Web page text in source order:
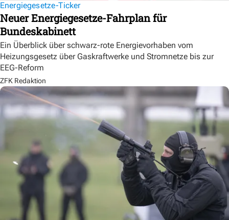
Energiegesetze-Ticker
Neuer Energiegesetze-Fahrplan für
Bundeskabinett
Ein Überblick über schwarz-rote Energievorhaben vom
Heizungsgesetz über Gaskraftwerke und Stromnetze bis zur
EEG-Reform
ZFK Redaktion